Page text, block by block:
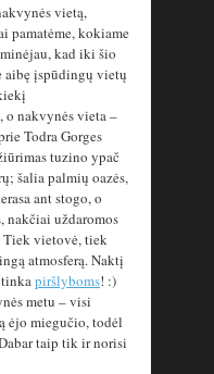
vietą,
pamatėme, kokiame
kad iki šio
aibę įspūdingų vietų
o nakvynės vieta –
Todra Gorges
tuzino ypač
šalia palmių oazės,
ant stogo, o
nakčiai uždaromos
Tiek vietovė, tiek
atmosferą. Naktį
piršlyboms! :)
metu – visi
ėjo miegučio, todėl
taip tik ir norisi